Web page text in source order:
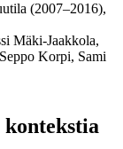
(2007–2016),
Mäki-Jaakkola,
Korpi, Sami
kontekstia